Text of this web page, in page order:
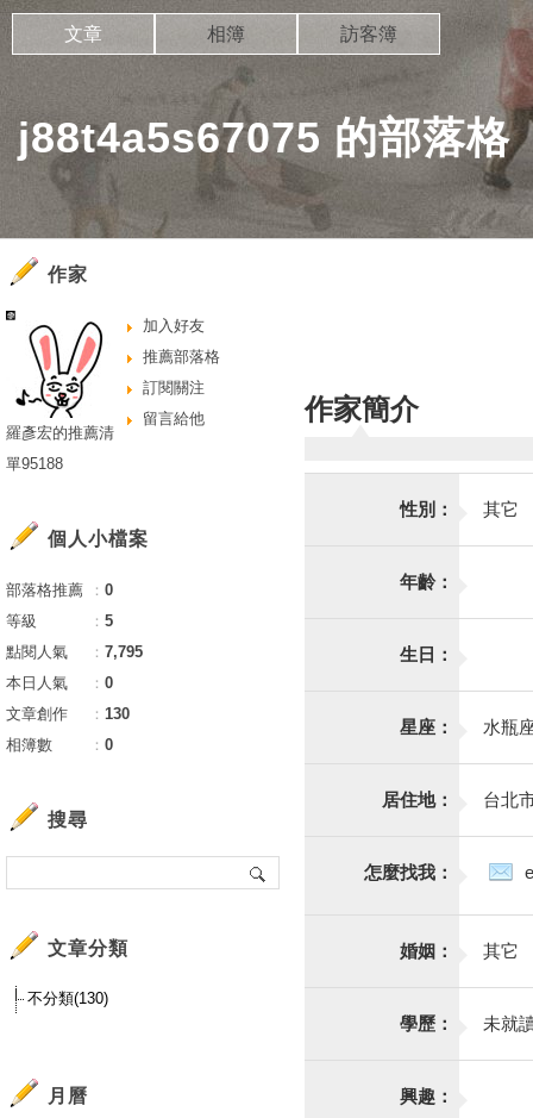
j88t4a5s67075 的部落格
文章 相簿 訪客簿
作家簡介
性別： 其它
年齡：
生日：
星座： 水瓶
居住地： 台北
怎麼找我：
婚姻： 其它
學歷： 未就
興趣：
作家
加入好友
推薦部落格
訂閱關注
留言給他
羅彥宏的推薦清
單95188
個人小檔案
部落格推薦 ： 0
等級
： 5
點閱人氣
： 7,795
本日人氣
： 0
文章創作
： 130
相簿數
： 0
搜尋
文章分類
不分類(130)
月曆